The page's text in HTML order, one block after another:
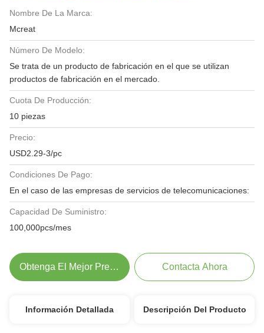
Nombre De La Marca:
Mcreat
Número De Modelo:
Se trata de un producto de fabricación en el que se utilizan
productos de fabricación en el mercado.
Cuota De Producción:
10 piezas
Precio:
USD2.29-3/pc
Condiciones De Pago:
En el caso de las empresas de servicios de telecomunicaciones:
Capacidad De Suministro:
100,000pcs/mes
Obtenga El Mejor Precio Contacta Ahora
Información Detallada Descripción Del Producto